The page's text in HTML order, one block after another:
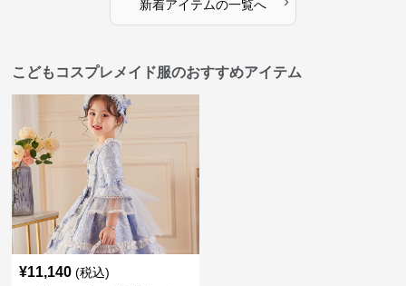
新着アイテムの一覧へ
こどもコスプレメイド服のおすすめアイテム
¥11,140 (税込)